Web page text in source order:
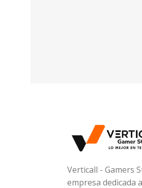
Verticall - Gamers
empresa dedicada